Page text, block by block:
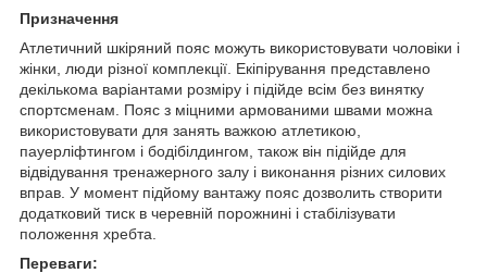
Призначення
Атлетичний шкіряний пояс можуть використовувати чоловіки і
жінки, люди різної комплекції. Екіпірування представлено
декількома варіантами розміру і підійде всім без винятку
спортсменам. Пояс з міцними армованими швами можна
використовувати для занять важкою атлетикою,
пауерліфтингом і бодібілдингом, також він підійде для
відвідування тренажерного залу і виконання різних силових
вправ. У момент підйому вантажу пояс дозволить створити
додатковий тиск в черевній порожнині і стабілізувати
положення хребта.
Переваги: